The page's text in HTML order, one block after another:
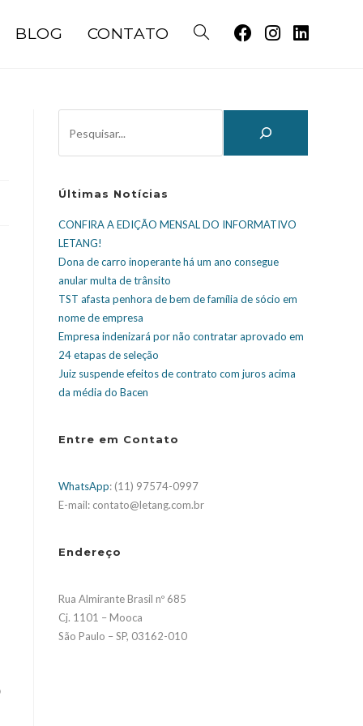
BLOG CONTATO
Últimas Notícias
CONFIRA A EDIÇÃO MENSAL DO INFORMATIVO
LETANG!
Dona de carro inoperante há um ano consegue
anular multa de trânsito
TST afasta penhora de bem de família de sócio em
nome de empresa
Empresa indenizará por não contratar aprovado em
24 etapas de seleção
Juiz suspende efeitos de contrato com juros acima
da média do Bacen
Entre em Contato
WhatsApp: (11) 97574-0997
E-mail: contato@letang.com.br
Endereço
Rua Almirante Brasil nº 685
Cj. 1101 – Mooca
São Paulo – SP, 03162-010